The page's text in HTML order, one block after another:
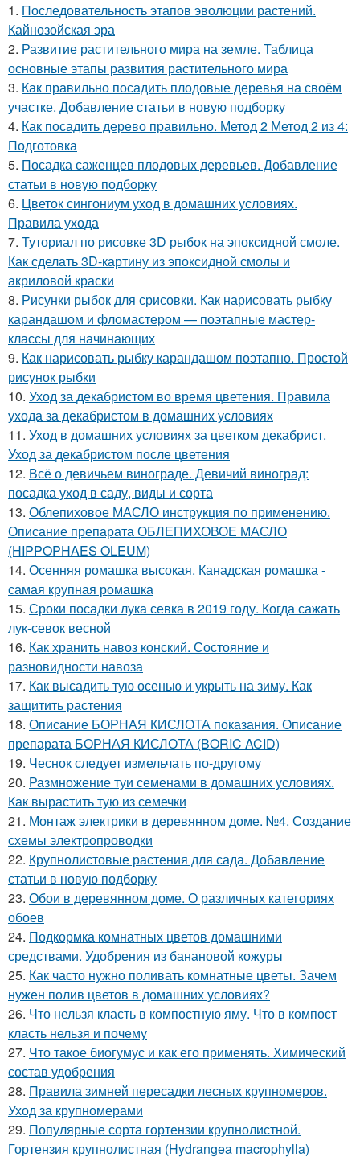
1. Последовательность этапов эволюции растений.
Кайнозойская эра
2. Развитие растительного мира на земле. Таблица
основные этапы развития растительного мира
3. Как правильно посадить плодовые деревья на своём
участке. Добавление статьи в новую подборку
4. Как посадить дерево правильно. Метод 2 Метод 2 из 4:
Подготовка
5. Посадка саженцев плодовых деревьев. Добавление
статьи в новую подборку
6. Цветок сингониум уход в домашних условиях.
Правила ухода
7. Туториал по рисовке 3D рыбок на эпоксидной смоле.
Как сделать 3D-картину из эпоксидной смолы и
акриловой краски
8. Рисунки рыбок для срисовки. Как нарисовать рыбку
карандашом и фломастером — поэтапные мастер-
классы для начинающих
9. Как нарисовать рыбку карандашом поэтапно. Простой
рисунок рыбки
10. Уход за декабристом во время цветения. Правила
ухода за декабристом в домашних условиях
11. Уход в домашних условиях за цветком декабрист.
Уход за декабристом после цветения
12. Всё о девичьем винограде. Девичий виноград:
посадка уход в саду, виды и сорта
13. Облепиховое МАСЛО инструкция по применению.
Описание препарата ОБЛЕПИХОВОЕ МАСЛО
(HIPPOPHAES OLEUM)
14. Осенняя ромашка высокая. Канадская ромашка -
самая крупная ромашка
15. Сроки посадки лука севка в 2019 году. Когда сажать
лук-севок весной
16. Как хранить навоз конский. Состояние и
разновидности навоза
17. Как высадить тую осенью и укрыть на зиму. Как
защитить растения
18. Описание БОРНАЯ КИСЛОТА показания. Описание
препарата БОРНАЯ КИСЛОТА (BORIC ACID)
19. Чеснок следует измельчать по-другому
20. Размножение туи семенами в домашних условиях.
Как вырастить тую из семечки
21. Монтаж электрики в деревянном доме. №4. Создание
схемы электропроводки
22. Крупнолистовые растения для сада. Добавление
статьи в новую подборку
23. Обои в деревянном доме. О различных категориях
обоев
24. Подкормка комнатных цветов домашними
средствами. Удобрения из банановой кожуры
25. Как часто нужно поливать комнатные цветы. Зачем
нужен полив цветов в домашних условиях?
26. Что нельзя класть в компостную яму. Что в компост
класть нельзя и почему
27. Что такое биогумус и как его применять. Химический
состав удобрения
28. Правила зимней пересадки лесных крупномеров.
Уход за крупномерами
29. Популярные сорта гортензии крупнолистной.
Гортензия крупнолистная (Hydrangea macrophylla)